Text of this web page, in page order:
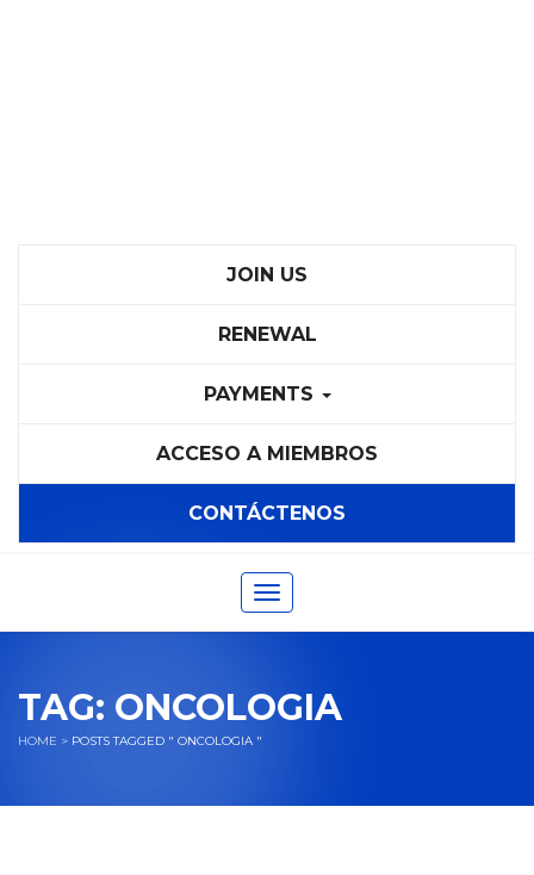
JOIN US
RENEWAL
PAYMENTS
ACCESO A MIEMBROS
CONTÁCTENOS
Toggle navigation
TAG: ONCOLOGIA
HOME > POSTS TAGGED " ONCOLOGIA "